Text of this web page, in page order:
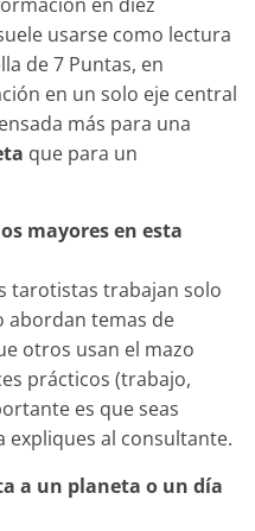
usarse como lectura
de 7 Puntas, en
en un solo eje central
más para una
que para un
mayores en esta
tarotistas trabajan solo
abordan temas de
otros usan el mazo
prácticos (trabajo,
es que seas
expliques al consultante.
a un planeta o un día